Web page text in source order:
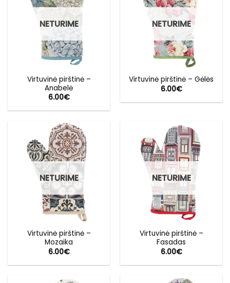
NETURIME
Virtuvinė pirštinė –
Anabelė
6.00€
NETURIME
Virtuvinė pirštinė – Gėlės
6.00€
NETURIME
Virtuvinė pirštinė –
Mozaika
6.00€
NETURIME
Virtuvinė pirštinė –
Fasadas
6.00€